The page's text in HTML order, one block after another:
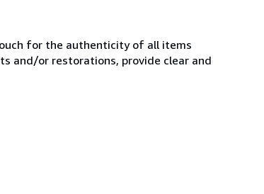
for the authenticity of all items
and/or restorations, provide clear and